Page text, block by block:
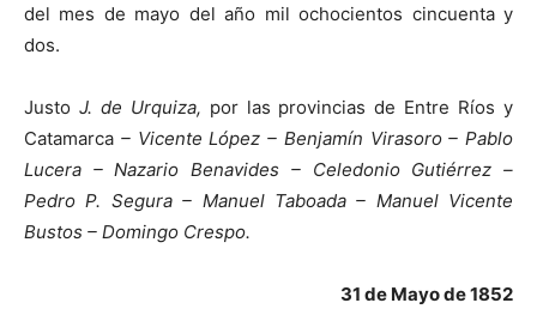
del mes de mayo del año mil ochocientos cincuenta y
dos.
Justo J. de Urquiza, por las provincias de Entre Ríos y
Catamarca – Vicente López – Benjamín Virasoro – Pablo
Lucera – Nazario Benavides – Celedonio Gutiérrez –
Pedro P. Segura – Manuel Taboada – Manuel Vicente
Bustos – Domingo Crespo.
31 de Mayo de 1852